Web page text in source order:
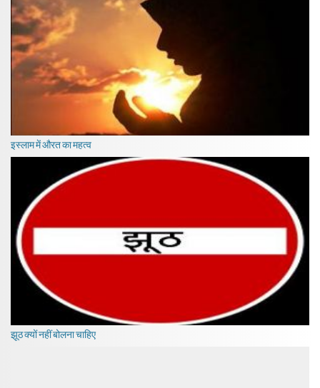
इस्लाम में औरत का महत्व
झूठ क्यों नहीं बोलना चाहिए